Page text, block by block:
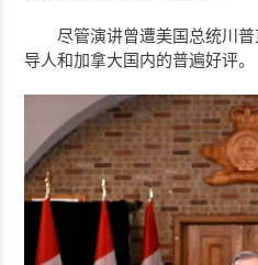
尽管演讲曾遭美国总统川
导人和加拿大国内的普遍好评。